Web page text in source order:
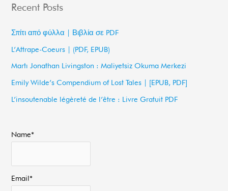
r
r
:
Recent Posts
Σπίτι από φύλλα | Βιβλία σε PDF
L’Attrape-Coeurs | (PDF, EPUB)
Martı Jonathan Livingston : Maliyetsiz Okuma Merkezi
Emily Wilde’s Compendium of Lost Tales | [EPUB, PDF]
L’insoutenable légèreté de l’être : Livre Gratuit PDF
Name*
Email*